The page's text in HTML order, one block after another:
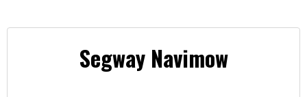
Segway Navimow